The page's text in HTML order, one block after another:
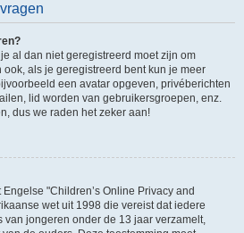
al dan niet geregistreerd moet zijn om
als je geregistreerd bent kun je meer
een avatar opgeven, privéberichten
lid worden van gebruikersgroepen, enz.
dus we raden het zeker aan!
"Children’s Online Privacy and
wet uit 1998 die vereist dat iedere
jongeren onder de 13 jaar verzamelt,